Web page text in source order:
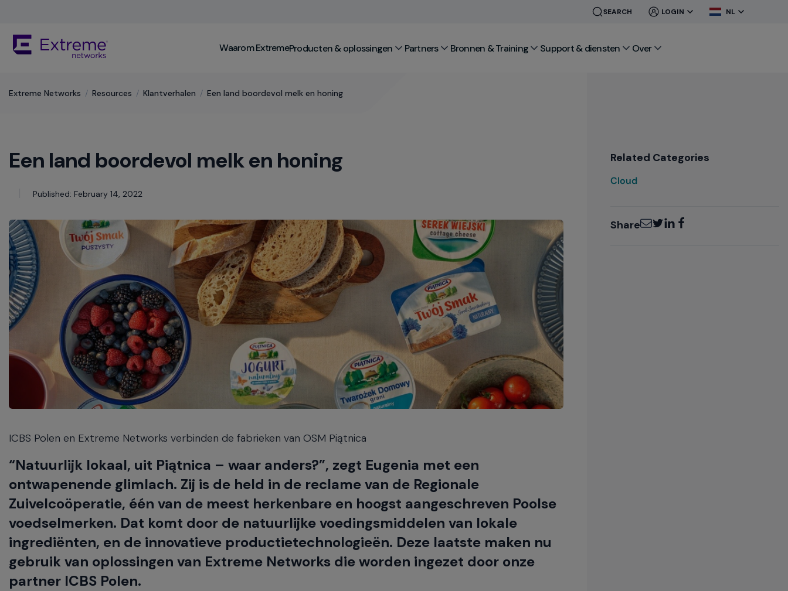
Content
SEARCH
CLOSE
LOGIN
CLOSE
NL
keyboard
keys,
enter,
and
commands.
Arrow
keys
can
navigate
between
previous/next
items
and
also
move
down
into
a
nested
menu.
will
a
nested
menu
and
escape
will
close
the
current
menu.
Waarom ExtremeProducten & oplossingen Partners Bronnen & Training Support & diensten Over
Extreme Networks / Resources / Klantverhalen / Een land boordevol melk en honing
Een land boordevol melk en honing
Published: February 14, 2022
ICBS Polen en Extreme Networks verbinden de fabrieken van OSM Piątnica
“Natuurlijk lokaal, uit Piątnica – waar anders?”, zegt Eugenia met een
ontwapenende glimlach. Zij is de held in de reclame van de Regionale
Zuivelcoöperatie, één van de meest herkenbare en hoogst aangeschreven Poolse
voedselmerken. Dat komt door de natuurlijke voedingsmiddelen van lokale
ingrediënten, en de innovatieve productietechnologieën. Deze laatste maken nu
gebruik van oplossingen van Extreme Networks die worden ingezet door onze
partner ICBS Polen.
Related Categories
Cloud
ShareEmailTwitter
LinkedInFacebook